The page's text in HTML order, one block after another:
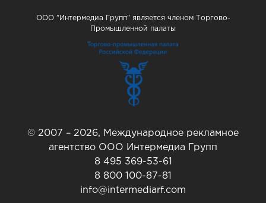
ООО "Интермедиа Групп" является членом Торгово-
Промышленной палаты
© 2007 – 2026, Международное рекламное
агентство ООО Интермедиа Групп
8 495 369-53-61
8 800 100-87-81
info@intermediarf.com